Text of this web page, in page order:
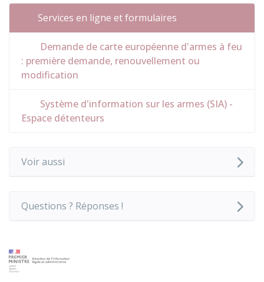
Services en ligne et formulaires
Demande de carte européenne d'armes à feu
: première demande, renouvellement ou
modification
Système d'information sur les armes (SIA) -
Espace détenteurs
Voir aussi
Questions ? Réponses !